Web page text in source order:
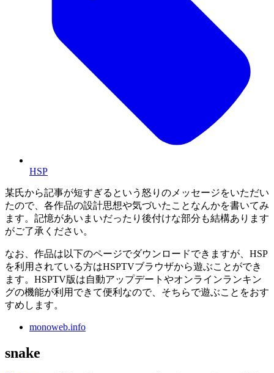
HSP
某氏から記事が短すぎるという怒りのメッセージをいただい
たので、各作品の設計思想や気づいたことなんかを書いてみ
ます。記憶があいまいだったり後付けな部分も結構あります
がご了承ください。
なお、作品は以下のページでダウンロードできますが、HSP
を利用されている方はHSPTVブラウザから遊ぶことができ
ます。HSPTV版は自動アップデートやオンラインランキン
グの機能が利用できて便利なので、そちらで遊ぶことをおす
すめします。
monoweb.info
snake